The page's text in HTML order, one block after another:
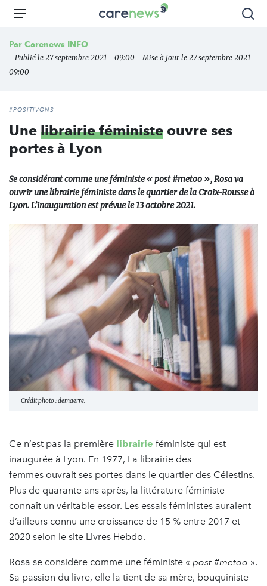
Aller
principal
Carenews,
des
Menu
Par Carenews INFO
- Publié le 27 septembre 2021 - 09:00 - Mise à jour le 27 septembre 2021 -
09:00
#POSITIVONS
Une librairie féministe ouvre ses
portes à Lyon
Se considérant comme une féministe « post #metoo », Rosa va
ouvrir une librairie féministe dans le quartier de la Croix-Rousse à
Lyon. L’inauguration est prévue le 13 octobre 2021.
Crédit photo : demaerre.
Ce n’est pas la première librairie féministe qui est
inaugurée à Lyon. En 1977, La librairie des
femmes ouvrait ses portes dans le quartier des Célestins.
Plus de quarante ans après, la littérature féministe
connaît un véritable essor. Les essais féministes auraient
d’ailleurs connu une croissance de 15 % entre 2017 et
2020 selon le site Livres Hebdo.
Rosa se considère comme une féministe « post #metoo ».
Sa passion du livre, elle la tient de sa mère, bouquiniste